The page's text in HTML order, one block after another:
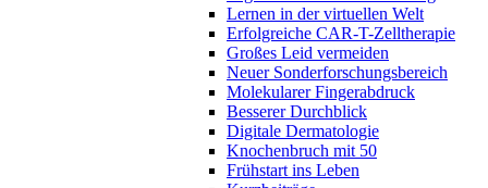
Lernen in der virtuellen Welt
Erfolgreiche CAR-T-Zelltherapie
Großes Leid vermeiden
Neuer Sonderforschungsbereich
Molekularer Fingerabdruck
Besserer Durchblick
Digitale Dermatologie
Knochenbruch mit 50
Frühstart ins Leben